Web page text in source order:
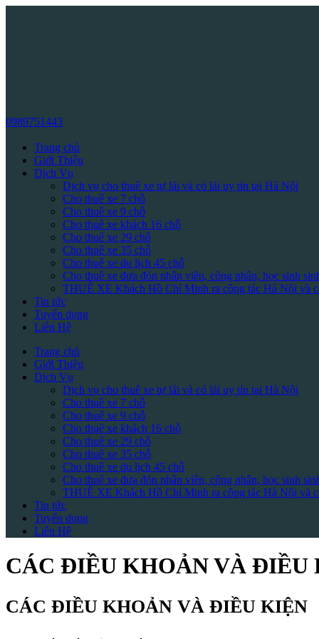
0989751443
Trang chủ
Giới Thiệu
Dịch Vụ
Dịch vụ cho thuê xe tự lái và có lái uy tín tại Hà Nội
Cho thuê xe 7 chỗ
Cho thuê xe 9 chỗ
Cho thuê xe khách 16 chỗ
Cho thuê xe 29 chỗ
Cho thuê xe 35 chỗ
Cho thuê xe du lịch 45 chỗ
Cho thuê xe đưa đón nhân viên, công nhân, học sinh
THUÊ XE Khách Hồ Chí Minh ra công tác Hà Nội và
Tin tức
Tuyển dụng
Liên Hệ
Trang chủ
Giới Thiệu
Dịch Vụ
Dịch vụ cho thuê xe tự lái và có lái uy tín tại Hà Nội
Cho thuê xe 7 chỗ
Cho thuê xe 9 chỗ
Cho thuê xe khách 16 chỗ
Cho thuê xe 29 chỗ
Cho thuê xe 35 chỗ
Cho thuê xe du lịch 45 chỗ
Cho thuê xe đưa đón nhân viên, công nhân, học sinh
THUÊ XE Khách Hồ Chí Minh ra công tác Hà Nội và
Tin tức
Tuyển dụng
Liên Hệ
CÁC ĐIỀU KHOẢN VÀ ĐIỀU
CÁC ĐIỀU KHOẢN VÀ ĐIỀU KIỆN